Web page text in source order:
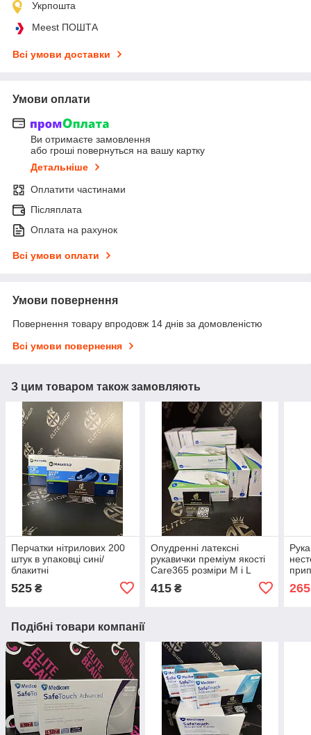
Укрпошта
Meest ПОШТА
Всі умови доставки
Умови оплати
Ви отримаєте замовлення
або гроші повернуться на вашу картку
Детальніше
Оплатити частинами
Післяплата
Оплата на рахунок
Всі умови оплати
Умови повернення
Повернення товару впродовж 14 днів за домовленістю
Всі умови повернення
З цим товаром також замовляють
Перчатки нітрилових 200
штук в упаковці сині/
блакитні
525 ₴
Опудренні латексні
рукавички преміум якості
Care365 розміри M і L
415₴ 265
Подібні товари компанії